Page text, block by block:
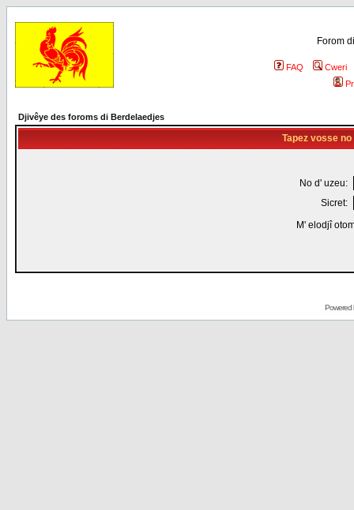
Forom
FAQ
Cweri
Djivêye des foroms di Berdelaedjes
Tapez vosse
No d' uzeu:
Sicret:
M' elodjî
Powered